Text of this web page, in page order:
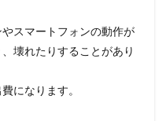
スマートフォンの動作が
壊れたりすることがあり
になります。